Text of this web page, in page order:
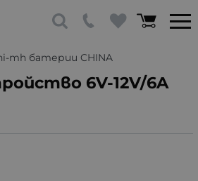
mh батерии CHINA
6V-12V/6A